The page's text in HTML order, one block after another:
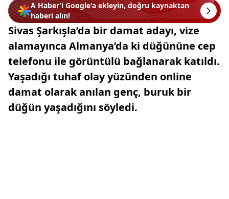
A Haber’i Google'a ekleyin, doğru kaynaktan
haberi alın!
Sivas Şarkışla’da bir damat adayı, vize
alamayınca Almanya’da ki düğününe cep
telefonu ile görüntülü bağlanarak katıldı.
Yaşadığı tuhaf olay yüzünden online
damat olarak anılan genç, buruk bir
düğün yaşadığını söyledi.